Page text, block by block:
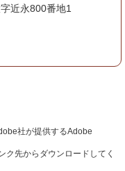
近永800番地1
社が提供するAdobe
先からダウンロードしてく